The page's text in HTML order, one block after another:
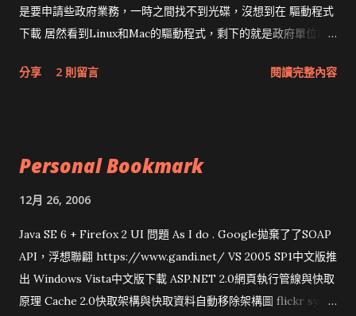
是要申請些政府業務，一時之間找不到光碟，沒想到在 驅動程式
下載 居然看到Linux和Mac的驅動程式，剩下的就是政府單位的
分享 2 則留言 閱讀完整內容
Personal Bookmark
12月 26, 2006
Java SE 6 + Firefox 2 UI 問題 As I do . Google拋棄了了SOAP
API，浮想聯翩 https://www.gandi.net/ VS 2005 SP1中文版推
出 Windows Vista中文版下載 ASP.NET 2.0網頁執行管線與快取
原理 Cache 2.0快取架構與快取資料自動移除架構圖 flickr sync